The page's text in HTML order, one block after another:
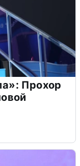
Прохор